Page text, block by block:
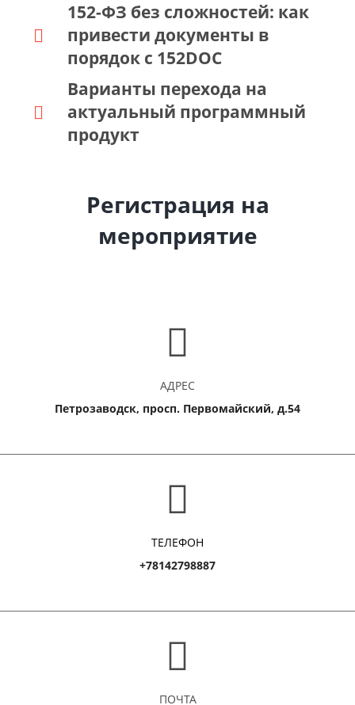
152-ФЗ без сложностей: как
привести документы в
порядок с 152DOC
Варианты перехода на
актуальный программный
продукт
Регистрация на
мероприятие
АДРЕС
Петрозаводск, просп. Первомайский, д.54
ТЕЛЕФОН
+78142798887
ПОЧТА